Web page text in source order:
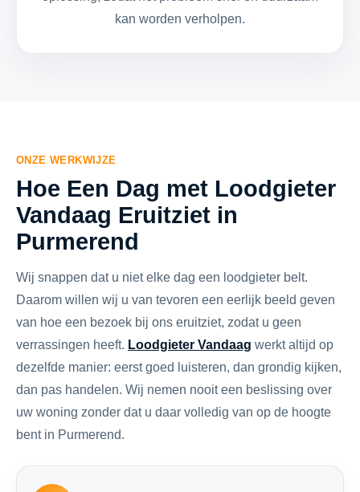
kan worden verholpen.
ONZE WERKWIJZE
Hoe Een Dag met Loodgieter
Vandaag Eruitziet in
Purmerend
Wij snappen dat u niet elke dag een loodgieter belt.
Daarom willen wij u van tevoren een eerlijk beeld geven
van hoe een bezoek bij ons eruitziet, zodat u geen
verrassingen heeft. Loodgieter Vandaag werkt altijd op
dezelfde manier: eerst goed luisteren, dan grondig kijken,
dan pas handelen. Wij nemen nooit een beslissing over
uw woning zonder dat u daar volledig van op de hoogte
bent in Purmerend.